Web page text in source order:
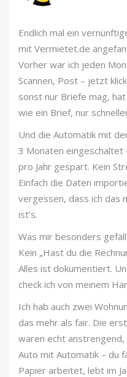
Endlich mal ein
mit Vermietet.de
Vorher war ich jeden
Scannen, Post – jetzt
sonst nur Briefe mag,
wie ein Brief, nur
Und die Automatik mit
3 Monaten eingeschaltet
pro Jahr gespart. Kein
Einfach die Daten
vergessen, dass ich das
ist’s.
Was mir besonders
Kein „Hast du die
Alles ist dokumentiert.
check ich von meinem
Ich hab auch zwei
das mehr als fair. Die
waren echt anstrengend,
Auto mit Automatik – du
Papier arbeitet, lebt im